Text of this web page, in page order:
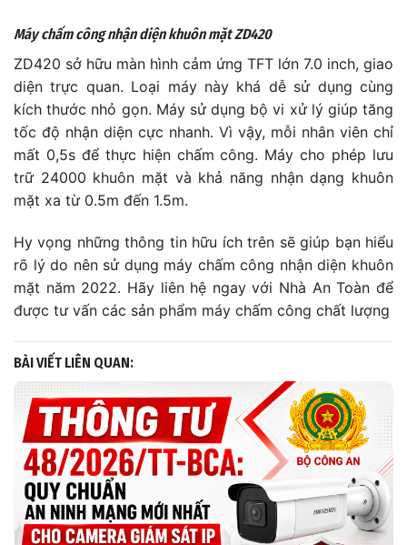
Máy chấm công nhận diện khuôn mặt ZD420
ZD420 sở hữu màn hình cảm ứng TFT lớn 7.0 inch, giao
diện trực quan. Loại máy này khá dễ sử dụng cùng
kích thước nhỏ gọn. Máy sử dụng bộ vi xử lý giúp tăng
tốc độ nhận diện cực nhanh. Vì vậy, mỗi nhân viên chỉ
mất 0,5s để thực hiện chấm công. Máy cho phép lưu
trữ 24000 khuôn mặt và khả năng nhận dạng khuôn
mặt xa từ 0.5m đến 1.5m.
Hy vọng những thông tin hữu ích trên sẽ giúp bạn hiểu
rõ lý do nên sử dụng máy chấm công nhận diện khuôn
mặt năm 2022. Hãy liên hệ ngay với Nhà An Toàn để
được tư vấn các sản phẩm máy chấm công chất lượng
BÀI VIẾT LIÊN QUAN: